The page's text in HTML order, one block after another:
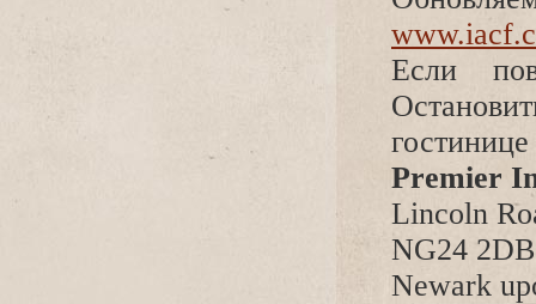
Если
гостинице
Premier
Lincoln
NG24 2DB
Newark